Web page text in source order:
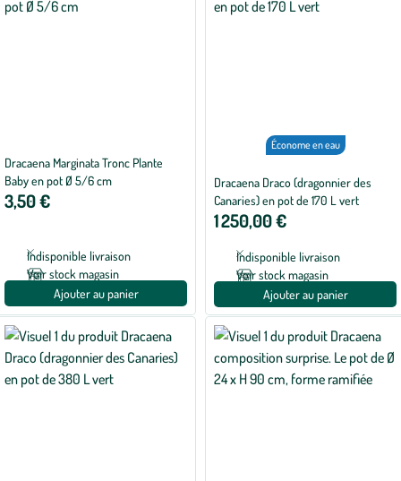
Dracaena Marginata Tronc Plante
Baby en pot Ø 5/6 cm
3,50 €
Indisponible livraison
Voir stock magasin
Ajouter au panier
Économe en eau
Dracaena Draco (dragonnier des
Canaries) en pot de 170 L vert
1 250,00 €
Indisponible livraison
Voir stock magasin
Ajouter au panier